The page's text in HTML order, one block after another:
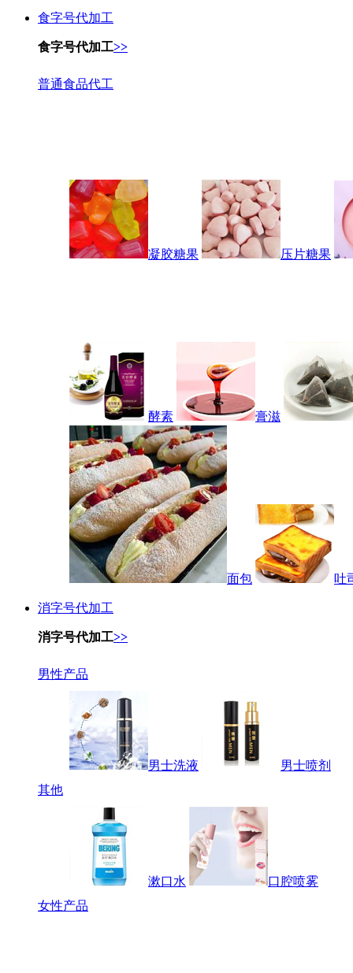
食字号代加工
食字号代加工>>
普通食品代工
凝胶糖果 压片糖果
酵素 膏滋
面包 吐
消字号代加工
消字号代加工>>
男性产品
男士洗液
男士喷剂
其他
漱口水
口腔喷雾
女性产品